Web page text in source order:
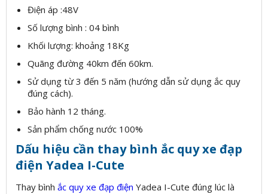
Điện áp :48V
Số lượng bình : 04 bình
Khối lượng: khoảng 18Kg
Quãng đường 40km đến 60km.
Sử dụng từ 3 đến 5 năm (hướng dẫn sử dụng ắc quy
đúng cách).
Bảo hành 12 tháng.
Sản phẩm chống nước 100%
Dấu hiệu cần thay bình ắc quy xe đạp
điện Yadea I-Cute
Thay bình ắc quy xe đạp điện Yadea I-Cute đúng lúc là